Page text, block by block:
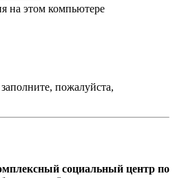
на этом компьютере
пожалуйста,
социальный центр по